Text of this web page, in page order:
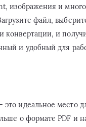
изображения и
файл,
конвертации, и
и удобный для
это идеальное место
о формате PDF и